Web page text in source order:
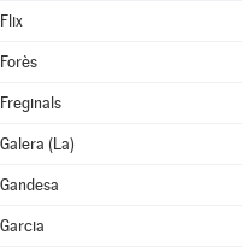
Flix
Forès
Freginals
Galera (La)
Gandesa
Garcia